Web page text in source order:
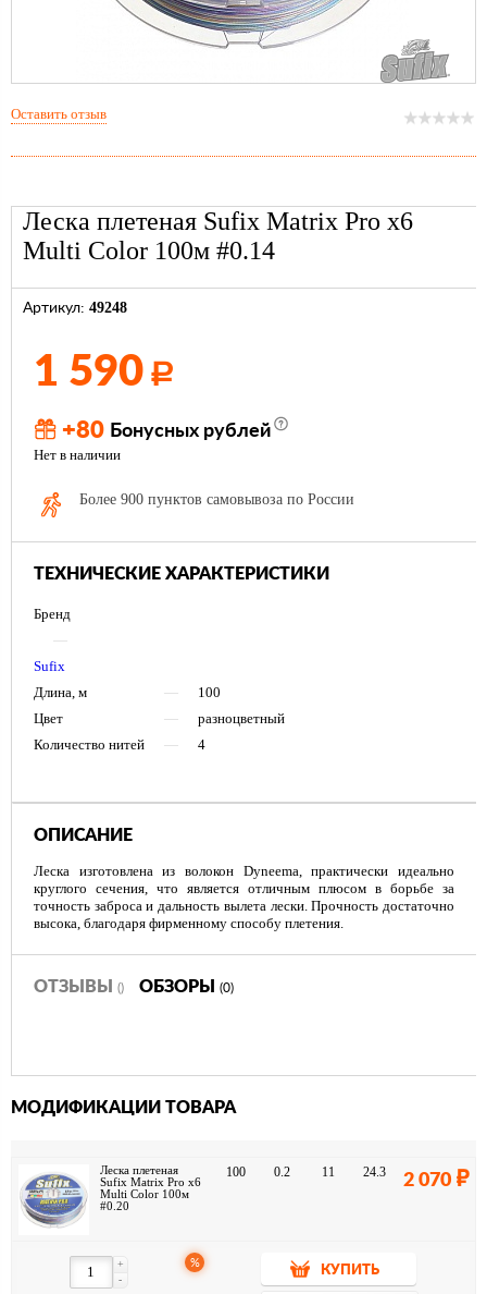
Леска плетеная Sufix Matrix Pro x6
Multi Color 100м #0.14
Артикул: 49248
1 590 Р
+80 Бонусных рублей
Нет в наличии
Более 900 пунктов самовывоза по России
ТЕХНИЧЕСКИЕ ХАРАКТЕРИСТИКИ
Бренд
—
Sufix
Длина, м
—
100
Цвет
—
разноцветный
Количество нитей
— 4
ОПИСАНИЕ
Леска изготовлена из волокон Dyneema, практически идеально
круглого сечения, что является отличным плюсом в борьбе за
точность заброса и дальность вылета лески. Прочность достаточно
высока, благодаря фирменному способу плетения.
ОТЗЫВЫ () ОБЗОРЫ (0)
Оставить отзыв
МОДИФИКАЦИИ ТОВАРА
Леска плетеная
Sufix Matrix Pro x6
Multi Color 100м
#0.20
100 0.2 11 24.3 2 070
-
+ %
КУПИТЬ